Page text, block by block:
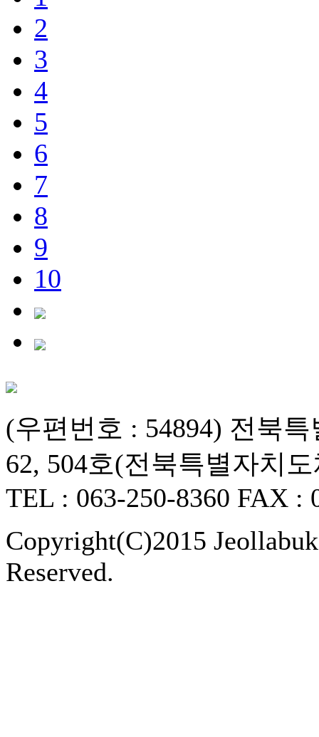
2
3
4
5
6
7
8
9
10
(우편번호 : 54894) 전북
62, 504호(전북특별자치
TEL : 063-250-8360 FAX :
Copyright(C)2015
Reserved.